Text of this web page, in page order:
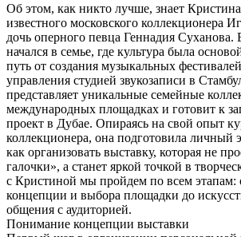
Об этом, как никто лучше, знает
известного московского коллекционера
дочь оперного певца Геннадия Суханова.
начался в семье, где культура была
путь от создания музыкальных
управления студией звукозаписи в
представляет уникальные семейные
международных площадках и готовит к
проект в Дубае. Опираясь на свой опыт
коллекционера, она подготовила личный
как организовать выставку, которая не
галочки», а станет яркой точкой в
с Кристиной мы пройдем по всем этапам:
концепции и выбора площадки до
общения с аудиторией.
Понимание концепции выставки